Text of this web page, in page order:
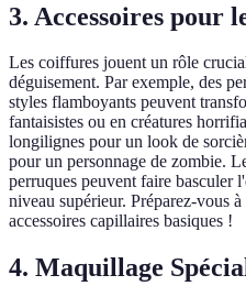
3. Accessoires pour
Les coiffures jouent un rôle
déguisement. Par exemple, des
styles flamboyants peuvent
fantaisistes ou en créatures
longilignes pour un look de
pour un personnage de zombie.
perruques peuvent faire basculer
niveau supérieur. Préparez-vous
accessoires capillaires basiques !
4. Maquillage